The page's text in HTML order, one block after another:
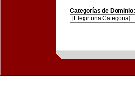
Categorías de Dominio: